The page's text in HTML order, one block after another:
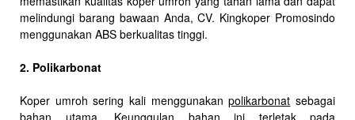
melindungi barang bawaan Anda, CV. Kingkoper Promosindo
menggunakan ABS berkualitas tinggi.
2. Polikarbonat
Koper umroh sering kali menggunakanpolikarbonat sebagai
bahan utama. Keunggulan bahan ini terletak pada